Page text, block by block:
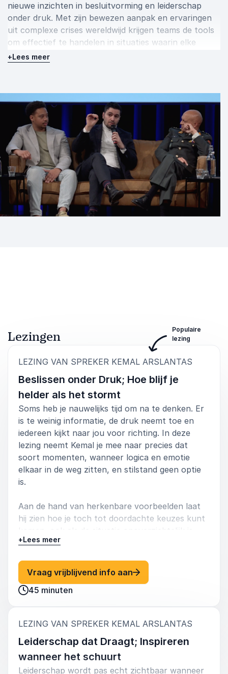
nieuwe inzichten in besluitvorming en leiderschap
onder druk. Met zijn bewezen aanpak en ervaringen
uit complexe crises wereldwijd krijgen teams de tools
om effectief te handelen in situaties waarin elke
seconde telt en twijfel verlammend kan zijn.
+Lees meer
Lezingen
LEZING VAN SPREKER KEMAL ARSLANTAS
Beslissen onder Druk; Hoe blijf je
helder als het stormt
Soms heb je nauwelijks tijd om na te denken. Er
is te weinig informatie, de druk neemt toe en
iedereen kijkt naar jou voor richting. In deze
lezing neemt Kemal je mee naar precies dat
soort momenten, wanneer logica en emotie
elkaar in de weg zitten, en stilstand geen optie
is.
Aan de hand van herkenbare voorbeelden laat
hij zien hoe je toch tot doordachte keuzes kunt
komen, ook als de situatie onoverzichtelijk is.
Niet door te vertrouwen op routines, maar door
chaos. Kemal deelt inzichten uit de praktijk én
uit bewezen besluitvormingsmodellen, zonder
jargon, maar met directe toepasbaarheid.
professionals die hun besluitvaardigheid willen
aanscherpen in situaties waarin elke seconde
telt en twijfel verlammend kan zijn.
+Lees meer
Vraag vrijblijvend info aan: Kemal Arslantas
45 minuten
Populaire
lezing
LEZING VAN SPREKER KEMAL ARSLANTAS
Leiderschap dat Draagt; Inspireren
wanneer het schuurt
Leiderschap wordt pas echt zichtbaar wanneer